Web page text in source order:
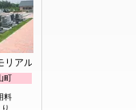
アルガーデン
町
料